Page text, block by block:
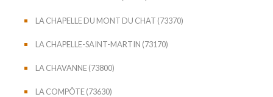
LA CHAPELLE DU MONT DU CHAT (73370)
LA CHAPELLE-SAINT-MARTIN (73170)
LA CHAVANNE (73800)
LA COMPÔTE (73630)